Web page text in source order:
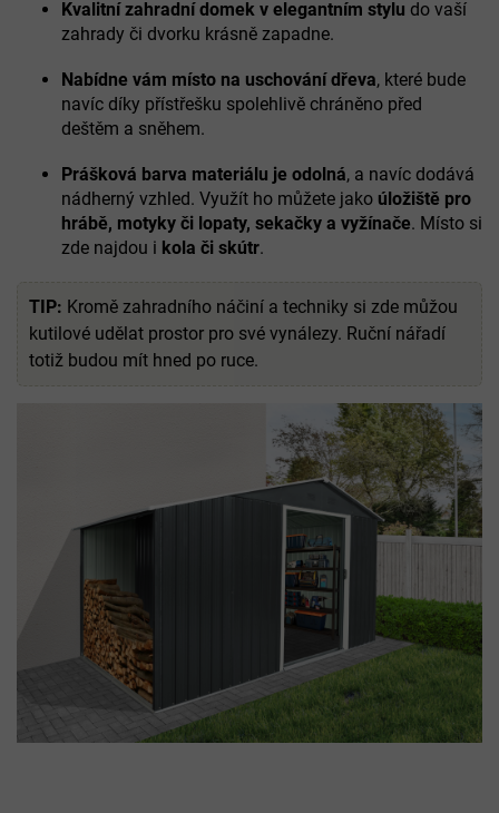
Kvalitní zahradní domek v elegantním stylu do vaší
zahrady či dvorku krásně zapadne.
Nabídne vám místo na uschování dřeva, které bude
navíc díky přístřešku spolehlivě chráněno před
deštěm a sněhem.
Prášková barva materiálu je odolná, a navíc dodává
nádherný vzhled. Využít ho můžete jako úložiště pro
hrábě, motyky či lopaty, sekačky a vyžínače. Místo si
zde najdou i kola či skútr.
TIP: Kromě zahradního náčiní a techniky si zde můžou
kutilové udělat prostor pro své vynálezy. Ruční nářadí
totiž budou mít hned po ruce.